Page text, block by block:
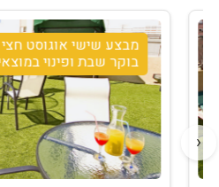
מבצע שישי אוגוסט חצי
בוקר שבת ופינוי במוצאי
‹